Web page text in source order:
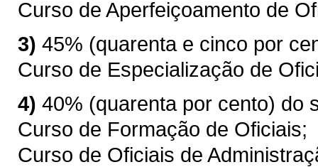
Curso de Aperfeiçoamento de
3) 45% (quarenta e cinco por
Curso de Especialização de
4) 40% (quarenta por cento) do
Curso de Formação de Oficiais;
Curso de Oficiais de